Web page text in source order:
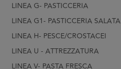
LINEA G- PASTICCERIA
LINEA G1- PASTICCERIA SALATA
LINEA H- PESCE/CROSTACEI
LINEA U - ATTREZZATURA
LINEA V- PASTA FRESCA